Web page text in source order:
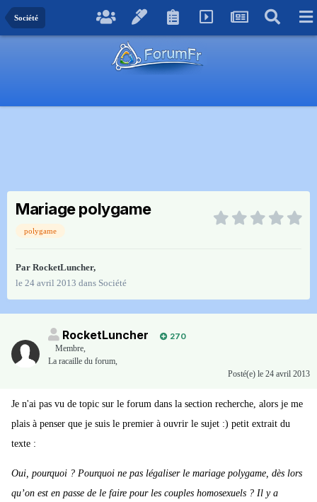
Société
Mariage polygame
polygame
Par RocketLuncher,
le 24 avril 2013 dans Société
RocketLuncher
270
Membre,
La racaille du forum,
Posté(e) le 24 avril 2013
Je n'ai pas vu de topic sur le forum dans la section recherche, alors je me
plais à penser que je suis le premier à ouvrir le sujet :) petit extrait du
texte :
Oui, pourquoi ? Pourquoi ne pas légaliser le mariage polygame, dès lors
qu’on est en passe de le faire pour les couples homosexuels ? Il y a